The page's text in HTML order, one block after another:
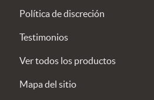
Política de discreción
Testimonios
Ver todos los productos
Mapa del sitio